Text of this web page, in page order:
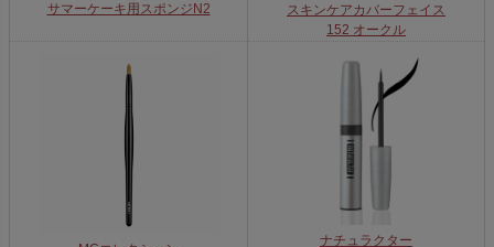
サマーケーキ用スポンジN2
スキンケアカバーフェイス
152 オークル
ナチュラクター